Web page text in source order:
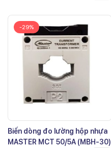
-29%
Biến dòng đo lường hộp nhựa
MASTER MCT 50/5A (MBH-30)